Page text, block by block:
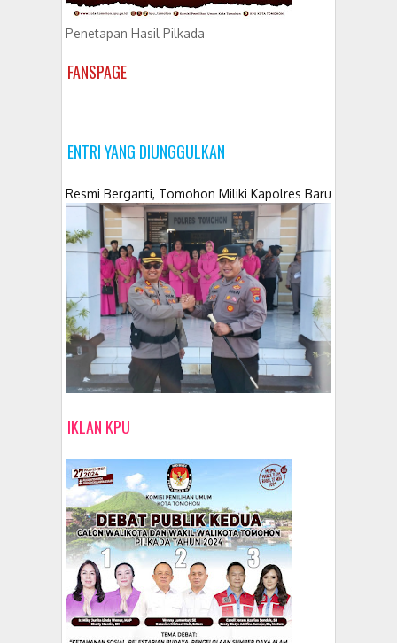
Penetapan Hasil Pilkada
FANSPAGE
ENTRI YANG DIUNGGULKAN
Resmi Berganti, Tomohon Miliki Kapolres Baru
IKLAN KPU